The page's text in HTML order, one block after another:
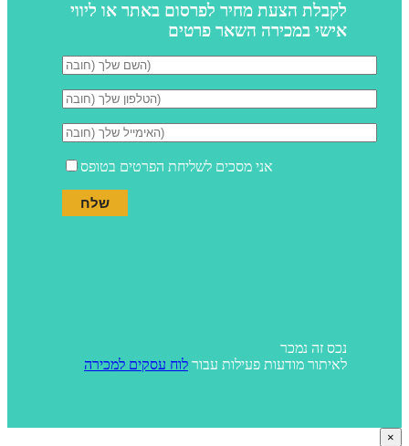
לקבלת הצעת מחיר לפרסום באתר או ליווי
אישי במכירה השאר פרטים
אני מסכים לשליחת הפרטים בטופס
נכס זה נמכר
לאיתור מודעות פעילות עבור לוח עסקים למכירה
×